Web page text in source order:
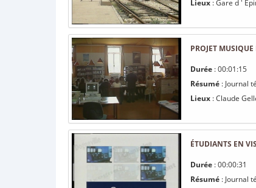
Lieux : Gare d '
PROJET
Durée : 00:01:15
Résumé : Journal
Lieux : Claude
ÉTUDIANTS EN
Durée : 00:00:31
Résumé : Journal